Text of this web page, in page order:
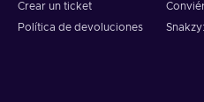
Crear un ticket
Política de devoluciones